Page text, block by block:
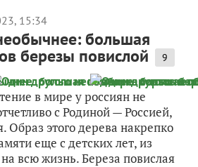
15:34
большая
березы повислой 9
в мире у россиян не
с Родиной — Россией,
Образ этого дерева накрепко
еще с детских лет, из
всю жизнь. Береза повислая